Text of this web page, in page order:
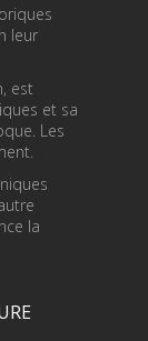
leur
est
et sa
Les
la